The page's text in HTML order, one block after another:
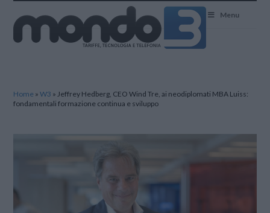
Menu
Home »W3 »Jeffrey Hedberg, CEO Wind Tre, ai neodiplomati MBA Luiss:
fondamentali formazione continua e sviluppo